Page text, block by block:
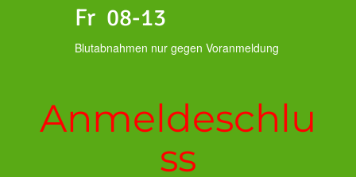
Fr 08-13
Blutabnahmen nur gegen Voranmeldung
Anmeldeschlu
ss